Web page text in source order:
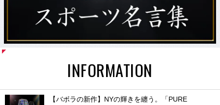
INFORMATION
【バボラの新作】NYの輝きを纏う。「PURE